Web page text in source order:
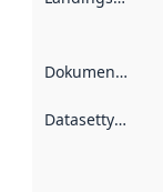
Dokumentasjon
Datasettype